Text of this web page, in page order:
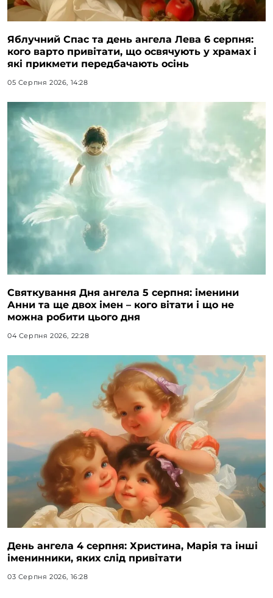
Яблучний Спас та день ангела Лева 6 серпня:
кого варто привітати, що освячують у храмах і
які прикмети передбачають осінь
05 Серпня 2026, 14:28
Святкування Дня ангела 5 серпня: іменини
Анни та ще двох імен – кого вітати і що не
можна робити цього дня
04 Серпня 2026, 22:28
День ангела 4 серпня: Христина, Марія та інші
іменинники, яких слід привітати
03 Серпня 2026, 16:28